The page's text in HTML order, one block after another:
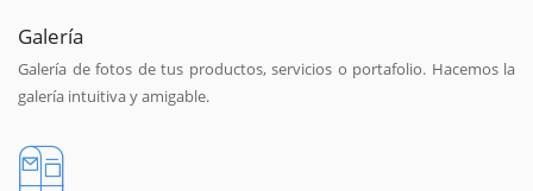
Galería
Galería de fotos de tus productos, servicios o portafolio. Hacemos la
galería intuitiva y amigable.